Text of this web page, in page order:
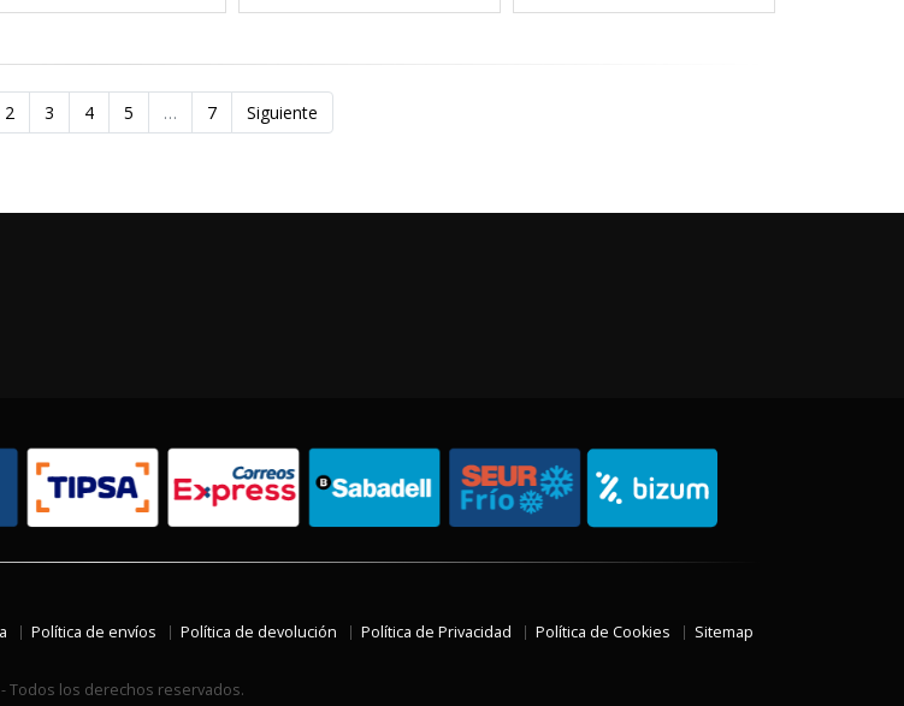
2 3 4 5 … 7 Siguiente
Política de envíos Política de devolución Política de Privacidad Política de Cookies Sitemap
Todos los derechos reservados.